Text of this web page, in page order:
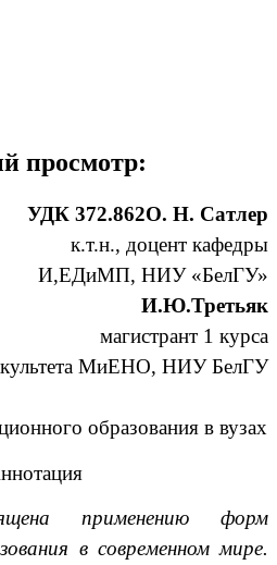
просмотр:
УДК 372.862О. Н. Сатлер
к.т.н., доцент кафедры
И,ЕДиМП, НИУ «БелГУ»
И.Ю.Третьяк
магистрант 1 курса
МиЕНО, НИУ БелГУ
образования в вузах
применению форм
в современном мире.